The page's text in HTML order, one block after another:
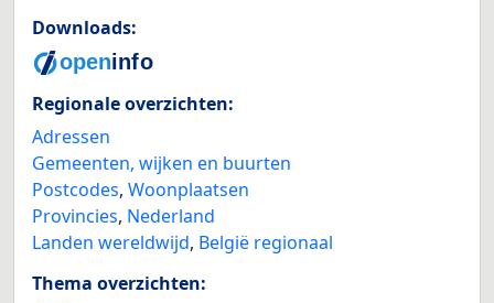
Downloads:
Regionale overzichten:
Adressen
Gemeenten, wijken en buurten
Postcodes, Woonplaatsen
Provincies, Nederland
Landen wereldwijd, België regionaal
Thema overzichten: